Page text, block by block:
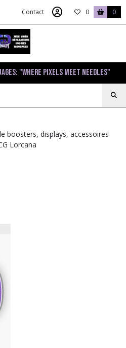
Contact 0 0
"Where pixels meet needles"
boosters, displays, accessoires
Lorcana